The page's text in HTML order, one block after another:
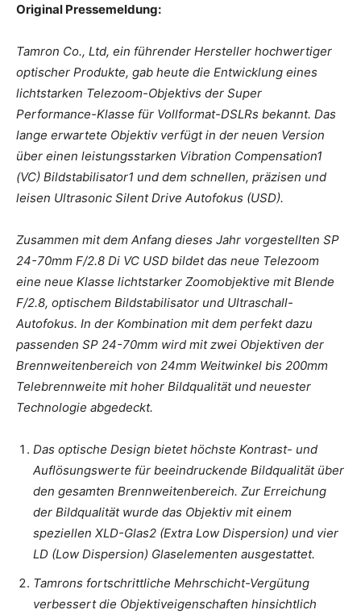
Original Pressemeldung:
Tamron Co., Ltd, ein führender Hersteller hochwertiger
optischer Produkte, gab heute die Entwicklung eines
lichtstarken Telezoom-Objektivs der Super
Performance-Klasse für Vollformat-DSLRs bekannt. Das
lange erwartete Objektiv verfügt in der neuen Version
über einen leistungsstarken Vibration Compensation1
(VC) Bildstabilisator1 und dem schnellen, präzisen und
leisen Ultrasonic Silent Drive Autofokus (USD).
Zusammen mit dem Anfang dieses Jahr vorgestellten SP
24-70mm F/2.8 Di VC USD bildet das neue Telezoom
eine neue Klasse lichtstarker Zoomobjektive mit Blende
F/2.8, optischem Bildstabilisator und Ultraschall-
Autofokus. In der Kombination mit dem perfekt dazu
passenden SP 24-70mm wird mit zwei Objektiven der
Brennweitenbereich von 24mm Weitwinkel bis 200mm
Telebrennweite mit hoher Bildqualität und neuester
Technologie abgedeckt.
Das optische Design bietet höchste Kontrast- und
Auflösungswerte für beeindruckende Bildqualität über
den gesamten Brennweitenbereich. Zur Erreichung
der Bildqualität wurde das Objektiv mit einem
speziellen XLD-Glas2 (Extra Low Dispersion) und vier
LD (Low Dispersion) Glaselementen ausgestattet.
Tamrons fortschrittliche Mehrschicht-Vergütung
verbessert die Objektiveigenschaften hinsichtlich